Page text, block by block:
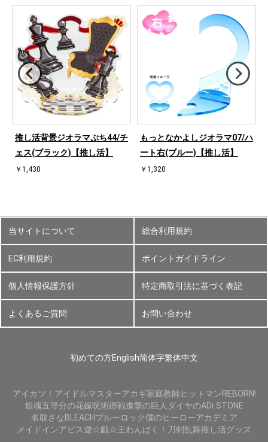
推し活背景ジオラマぷち44/チ
ェス(ブラック)【推し活】
￥1,430
もっとなかよしジオラマ07/ハ
ート右(ブルー)【推し活】
￥1,320
当サイトについて 総合利用規約
EC利用規約 ポイントガイドライン
個人情報保護方針 特定商取引法に基づく表記
よくあるご質問 お問い合わせ
初めての方English简体字繁体中文
アイカツ！ アイドルマスターアカギ家庭教師ヒットマンREBORN!
銀魂五等分の花嫁呪術廻戦進撃の巨人 ダイヤのADr.STONE
名取さなBLEACHブルーロック僕のヒーローアカデミア
メイドインアビス遊☆戯☆王わんぱく！刀剣乱舞推し活グッズ